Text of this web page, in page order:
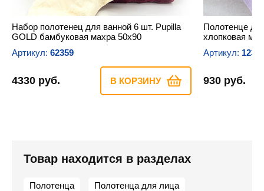
Набор полотенец для ванной 6 шт. Pupilla
GOLD бамбуковая махра 50х90
Артикул: 62359
4330 руб. В КОРЗИНУ
Полотенце
хлопковая
Артикул:
930 руб.
Товар находится в разделах
Полотенца Полотенца для лица